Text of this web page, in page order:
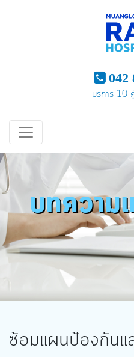
042
บริการ 10
บทความ
ซ้อมแผนป้องกันแ